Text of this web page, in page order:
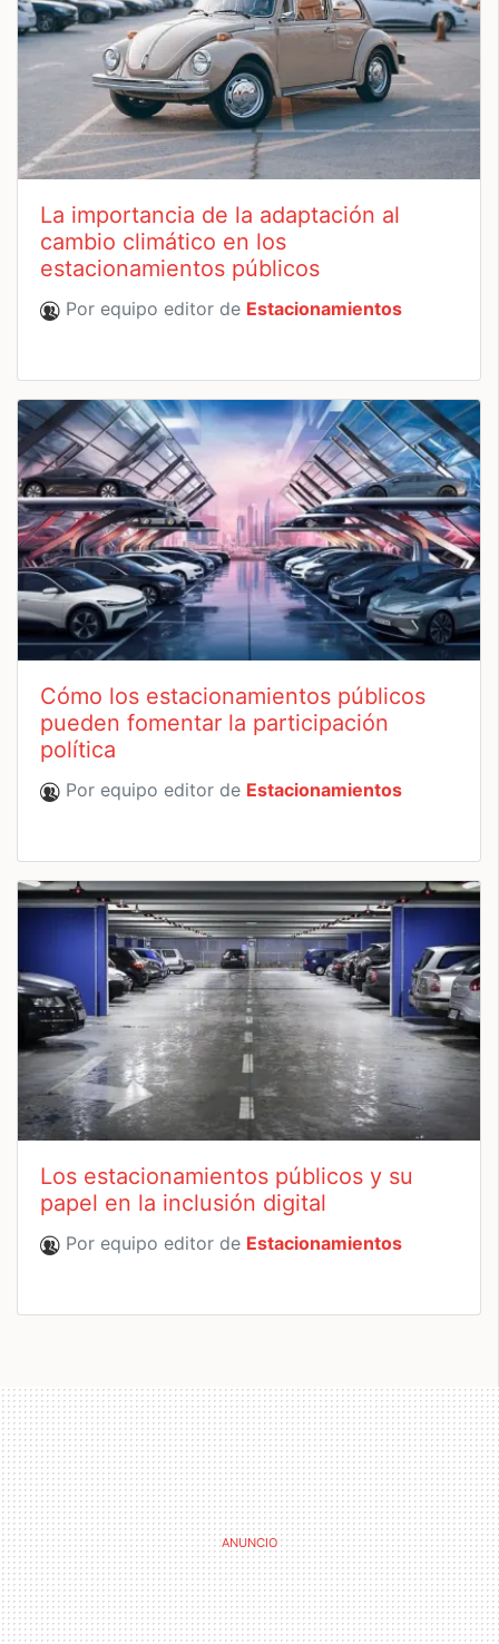
La importancia de la adaptación al
cambio climático en los
estacionamientos públicos
Por equipo editor de Estacionamientos
Cómo los estacionamientos públicos
pueden fomentar la participación
política
Por equipo editor de Estacionamientos
Los estacionamientos públicos y su
papel en la inclusión digital
Por equipo editor de Estacionamientos